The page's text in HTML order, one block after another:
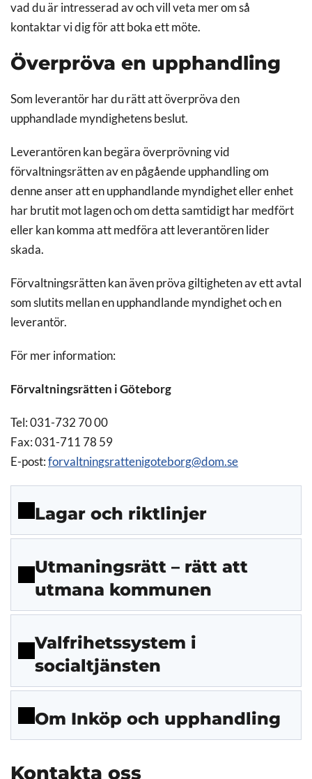
vad du är intresserad av och vill veta mer om så
kontaktar vi dig för att boka ett möte.
Överpröva en upphandling
Som leverantör har du rätt att överpröva den
upphandlade myndighetens beslut.
Leverantören kan begära överprövning vid
förvaltningsrätten av en pågående upphandling om
denne anser att en upphandlande myndighet eller enhet
har brutit mot lagen och om detta samtidigt har medfört
eller kan komma att medföra att leverantören lider
skada.
Förvaltningsrätten kan även pröva giltigheten av ett avtal
som slutits mellan en upphandlande myndighet och en
leverantör.
För mer information:
Förvaltningsrätten i Göteborg
Tel: 031-732 70 00
Fax: 031-711 78 59
E-post: forvaltningsrattenigoteborg@dom.se
Lagar och riktlinjer
Utmaningsrätt – rätt att
utmana kommunen
Valfrihetssystem i
socialtjänsten
Om Inköp och upphandling
Kontakta oss